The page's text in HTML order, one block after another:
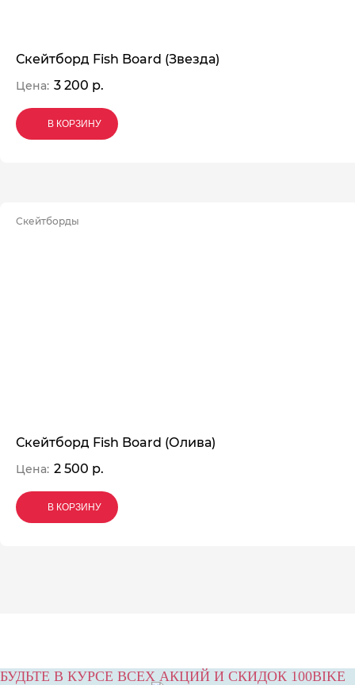
Скейтборд Fish Board (Звезда)
Цена: 3 200 р.
В КОРЗИНУ
В КОРЗИНУ
В КОРЗИНУ
Скейтборды
Скейтборд Fish Board (Олива)
Цена: 2 500 р.
В КОРЗИНУ
В КОРЗИНУ
В КОРЗИНУ
БУДЬТЕ В КУРСЕ ВСЕХ АКЦИЙ И СКИДОК 100BIKE